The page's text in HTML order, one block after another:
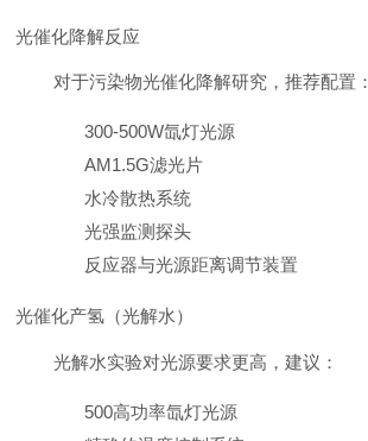
光催化降解反应
对于污染物光催化降解研究，推荐配置：
300-500W氙灯光源
AM1.5G滤光片
水冷散热系统
光强监测探头
反应器与光源距离调节装置
光催化产氢（光解水）
光解水实验对光源要求更高，建议：
500高功率氙灯光源